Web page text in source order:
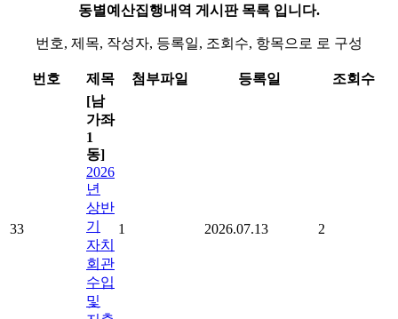
동별예산집행내역 게시판 목록 입니다.
번호, 제목, 작성자, 등록일, 조회수, 항목으로 로 구성
번호 제목 첨부파일 등록일 조회수
33
[남
가좌
1
동]
2026
년
상반
기
자치
회관
수입
및
1 2026.07.13 2